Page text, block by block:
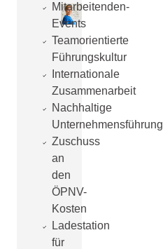
Mitarbeitenden-
Events
Teamorientierte
Führungskultur
Internationale
Zusammenarbeit
Nachhaltige
Unternehmensführung
Zuschuss
an
den
ÖPNV-
Kosten
Ladestation
für